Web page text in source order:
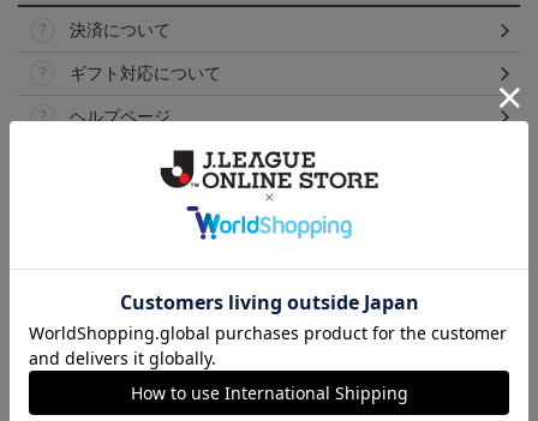
決済について
ギフト対応について
ヘルプページ
広島
サンフレッチェ広島の2022ユニフォームを着て試合
を応援しよう！